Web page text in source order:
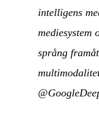
intelligens
mediesystem
språng